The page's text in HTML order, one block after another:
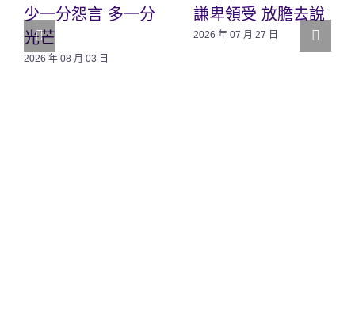
少一分怨言 多一分
光芒
2026 年 08 月 03 日
謙卑領受 放膽去說
2026 年 07 月 27 日